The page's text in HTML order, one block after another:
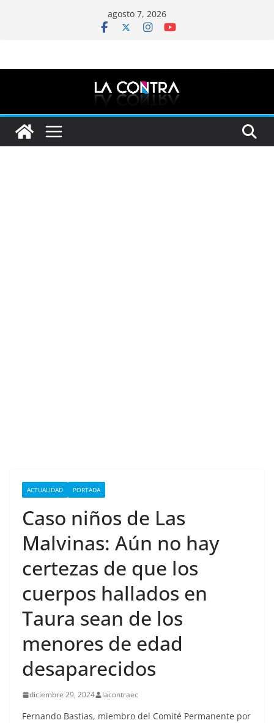
agosto 7, 2026
ACTUALIDAD PORTADA
Caso niños de Las
Malvinas: Aún no hay
certezas de que los
cuerpos hallados en
Taura sean de los
menores de edad
desaparecidos
diciembre 29, 2024 lacontraec
Fernando Bastias, miembro del Comité Permanente por